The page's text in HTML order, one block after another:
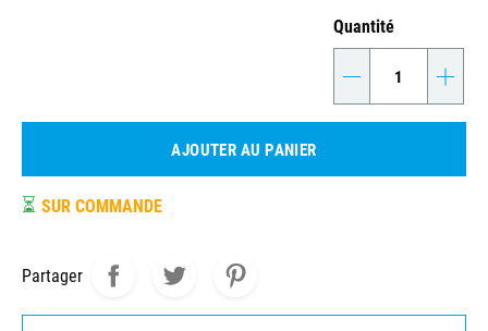
Quantité
- +
AJOUTER AU PANIER
⏳ SUR COMMANDE
Partager